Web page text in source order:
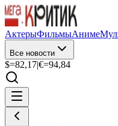
АктерыФильмыАниме
Все новости
$=82,17|€=94,84